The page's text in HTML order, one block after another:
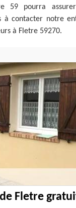
59 pourra
à contacter notre
à Fletre 59270.
Fletre